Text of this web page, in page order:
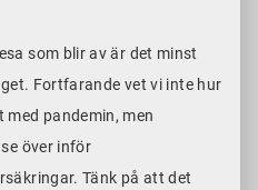
som blir av är det minst
Fortfarande vet vi inte hur
pandemin, men
över inför
Tänk på att det